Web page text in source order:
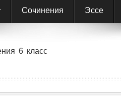
Сочинения Эссе
6 класс